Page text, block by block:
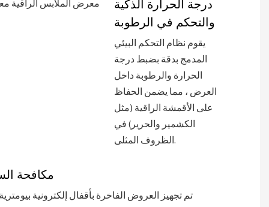
درجة الحرارة الذكية
والتحكم في الرطوبة
يقوم نظام التحكم البيئي
المدمج بدقة بضبط درجة
الحرارة والرطوبة داخل
العرض ، مما يضمن الحفاظ
على الأقمشة الراقية (مثل
الكشمير والحرير) في
الظروف المثلى.
مكافحة
تم تجهيز العروض الفاخرة بأقفال إلكترونية